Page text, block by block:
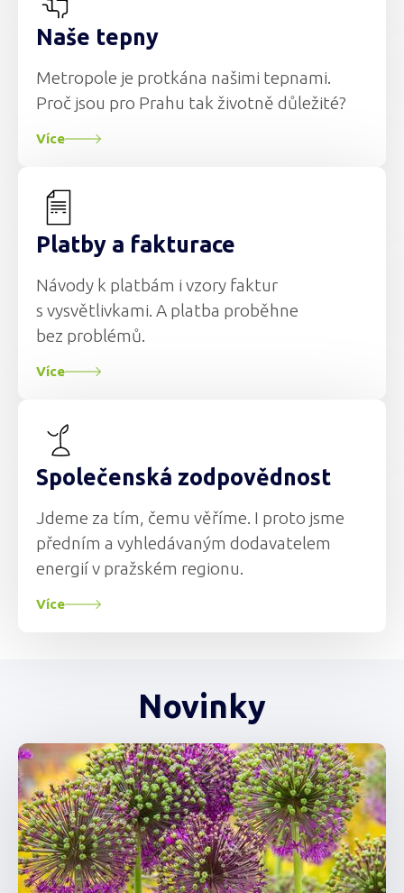
Naše tepny
Metropole je protkána našimi tepnami.
Proč jsou pro Prahu tak životně důležité?
Více
Platby a fakturace
Návody k platbám i vzory faktur
s vysvětlivkami. A platba proběhne
bez problémů.
Více
Společenská zodpovědnost
Jdeme za tím, čemu věříme. I proto jsme
předním a vyhledávaným dodavatelem
energií v pražském regionu.
Více
Novinky